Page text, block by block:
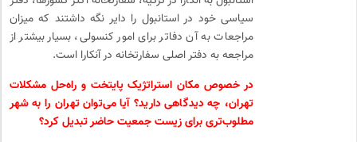
سیاسی خود در استانبول را دایر نگه داشتند که میزان
مراجعات به آن دفاتر برای امور کنسولی، بسیار بیشتر از
مراجعه به دفتر اصلی سفارتخانه در آنکارا است.
در خصوص مکان استراتژیک پایتخت و راه‌حل مشکلات
تهران، چه دیدگاهی دارید؟ آیا می‌توان تهران را به شهر
مطلوب‌تری برای زیست جمعیت حاضر تبدیل کرد؟